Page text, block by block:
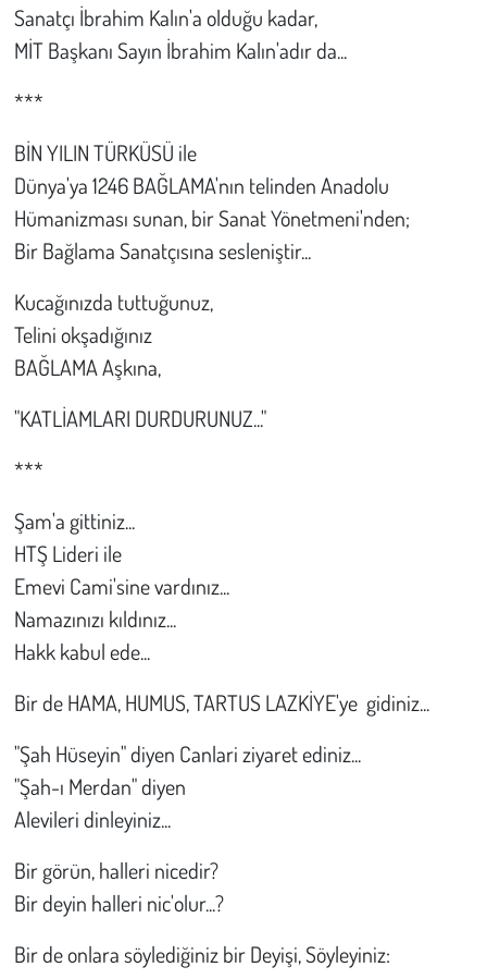
Sanatçı İbrahim Kalın'a olduğu kadar,
MİT Başkanı Sayın İbrahim Kalın'adır da...
***
BİN YILIN TÜRKÜSÜ ile
Dünya'ya 1246 BAĞLAMA'nın telinden Anadolu
Hümanizması sunan, bir Sanat Yönetmeni'nden;
Bir Bağlama Sanatçısına sesleniştir...
Kucağınızda tuttuğunuz,
Telini okşadığınız
BAĞLAMA Aşkına,
"KATLİAMLARI DURDURUNUZ..."
***
Şam'a gittiniz...
HTŞ Lideri ile
Emevi Cami'sine vardınız...
Namazınızı kıldınız...
Hakk kabul ede...
Bir de HAMA, HUMUS, TARTUS LAZKİYE'ye gidiniz...
"Şah Hüseyin" diyen Canlari ziyaret ediniz...
"Şah-ı Merdan" diyen
Alevileri dinleyiniz...
Bir görün, halleri nicedir?
Bir deyin halleri nic'olur...?
Bir de onlara söylediğiniz bir Deyişi, Söyleyiniz: